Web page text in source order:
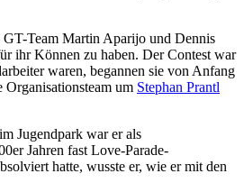
GT-Team Martin Aparijo und Dennis
ihr Können zu haben. Der Contest war
waren, begannen sie von Anfang
Organisationsteam um Stephan Prantl
Jugendpark war er als
Jahren fast Love-Parade-
hatte, wusste er, wie er mit den